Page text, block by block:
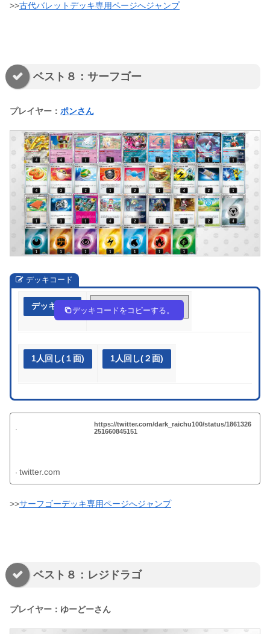
>>古代バレットデッキ専用ページへジャンプ
ベスト８：サーフゴー
プレイヤー： ポンさん
デッキコード
デッキ作成 ySM2Ep-CkwF5g-MSMyyR
デッキコードをコピーする。
1人回し(１面) 1人回し(２面)
https://twitter.com/dark_raichu100/status/1861326
251660845151
twitter.com
>>サーフゴーデッキ専用ページへジャンプ
ベスト８：レジドラゴ
プレイヤー：ゆーどーさん